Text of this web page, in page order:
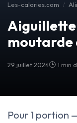
Les-calories.com
Aiguillette
moutarde
29 juillet 2024 1 min
Pour 1 portion